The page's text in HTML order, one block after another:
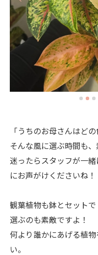
「うちのお母さんはどの
そんな風に選ぶ時間も、
迷ったらスタッフが一
にお声がけくださいね！
観葉植物も鉢とセットで
選ぶのも素敵ですよ！
何より誰かにあげる植
い。